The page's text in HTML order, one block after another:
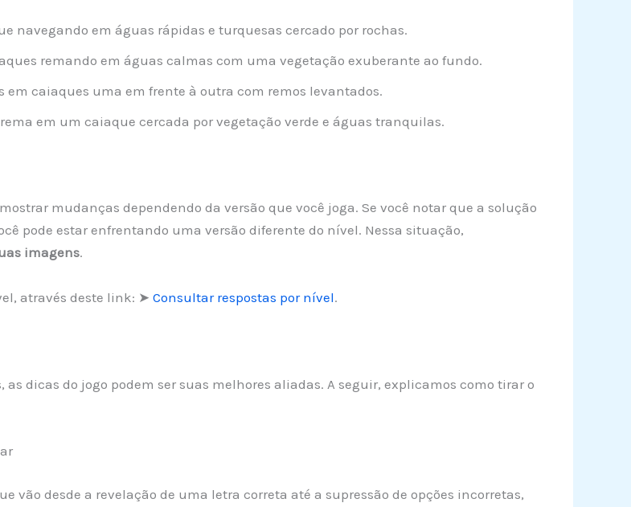
navegando em águas rápidas e turquesas cercado por rochas.
remando em águas calmas com uma vegetação exuberante ao fundo.
em caiaques uma em frente à outra com remos levantados.
em um caiaque cercada por vegetação verde e águas tranquilas.
mudanças dependendo da versão que você joga. Se você notar que a solução
pode estar enfrentando uma versão diferente do nível. Nessa situação,
imagens.
através deste link: ➤ Consultar respostas por nível.
dicas do jogo podem ser suas melhores aliadas. A seguir, explicamos como tirar o
vão desde a revelação de uma letra correta até a supressão de opções incorretas,